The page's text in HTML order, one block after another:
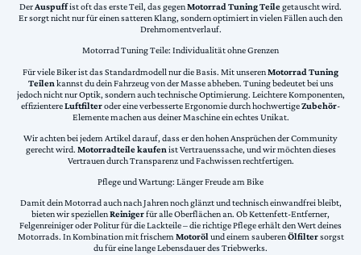
DerAuspuffist oft das erste Teil, das gegenMotorrad Tuning Teilegetauscht wird.
Er sorgt nicht nur für einen satteren Klang, sondern optimiert in vielen Fällen auch den
Drehmomentverlauf.
Motorrad Tuning Teile: Individualität ohne Grenzen
Für viele Biker ist das Standardmodell nur die Basis. Mit unserenMotorrad Tuning
Teilen kannst du dein Fahrzeug von der Masse abheben. Tuning bedeutet bei uns
jedoch nicht nur Optik, sondern auch technische Optimierung. Leichtere Komponenten,
effizientereLuftfilteroder eine verbesserte Ergonomie durch hochwertigeZubehör-
Elemente machen aus deiner Maschine ein echtes Unikat.
Wir achten bei jedem Artikel darauf, dass er den hohen Ansprüchen der Community
gerecht wird. Motorradteile kaufen ist Vertrauenssache, und wir möchten dieses
Vertrauen durch Transparenz und Fachwissen rechtfertigen.
Pflege und Wartung: Länger Freude am Bike
Damit dein Motorrad auch nach Jahren noch glänzt und technisch einwandfrei bleibt,
bieten wir speziellenReinigerfür alle Oberflächen an. Ob Kettenfett-Entferner,
Felgenreiniger oder Politur für die Lackteile – die richtige Pflege erhält den Wert deines
Motorrads. In Kombination mit frischemMotorölund einem sauberenÖlfiltersorgst
du für eine lange Lebensdauer des Triebwerks.